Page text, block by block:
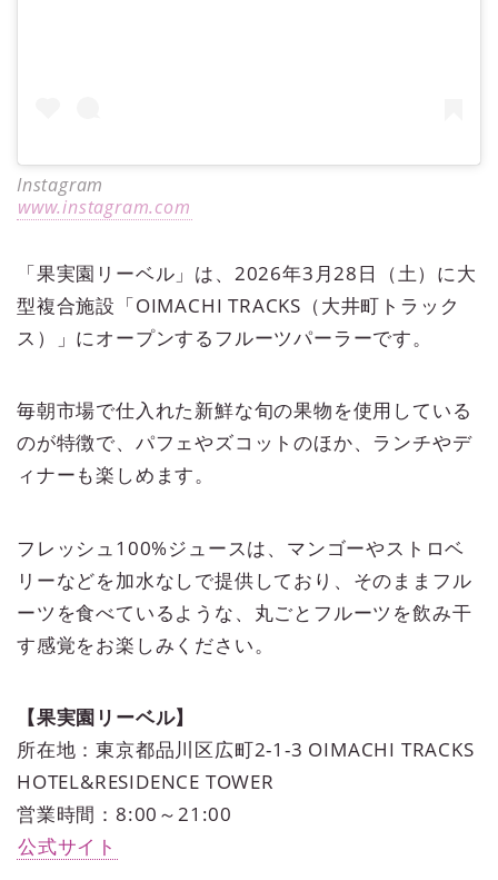
Instagram
www.instagram.com
「果実園リーベル」は、2026年3月28日（土）に大
型複合施設「OIMACHI TRACKS（大井町トラック
ス）」にオープンするフルーツパーラーです。
毎朝市場で仕入れた新鮮な旬の果物を使用している
のが特徴で、パフェやズコットのほか、ランチやデ
ィナーも楽しめます。
フレッシュ100%ジュースは、マンゴーやストロベ
リーなどを加水なしで提供しており、そのままフル
ーツを食べているような、丸ごとフルーツを飲み干
す感覚をお楽しみください。
【果実園リーベル】
所在地：東京都品川区広町2-1-3 OIMACHI TRACKS
HOTEL&RESIDENCE TOWER
営業時間：8:00～21:00
公式サイト